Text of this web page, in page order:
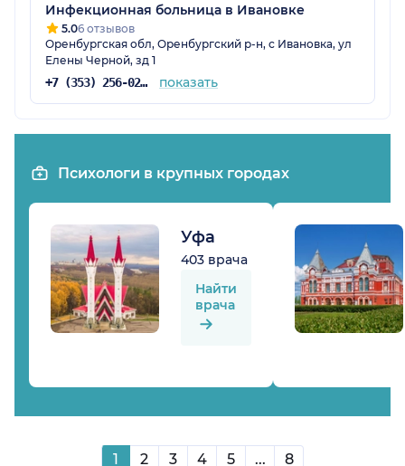
Инфекционная больница в Ивановке
5.06 отзывов
Оренбургская обл, Оренбургский р-н, с Ивановка, ул
Елены Черной, зд 1
+7 (353) 256-02-02 показать
Психологи в крупных городах
Уфа
403 врача
Найти
врача
1 2 3 4 5 ... 8